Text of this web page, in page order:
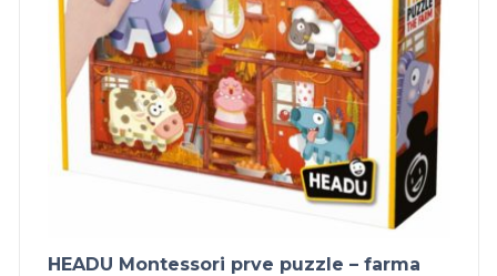
HEADU Montessori prve puzzle – farma